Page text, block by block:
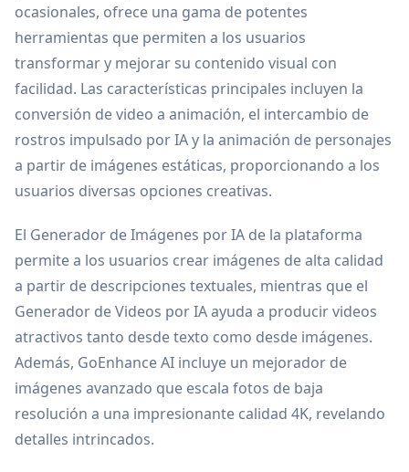
ocasionales, ofrece una gama de potentes
herramientas que permiten a los usuarios
transformar y mejorar su contenido visual con
facilidad. Las características principales incluyen la
conversión de video a animación, el intercambio de
rostros impulsado por IA y la animación de personajes
a partir de imágenes estáticas, proporcionando a los
usuarios diversas opciones creativas.
El Generador de Imágenes por IA de la plataforma
permite a los usuarios crear imágenes de alta calidad
a partir de descripciones textuales, mientras que el
Generador de Videos por IA ayuda a producir videos
atractivos tanto desde texto como desde imágenes.
Además, GoEnhance AI incluye un mejorador de
imágenes avanzado que escala fotos de baja
resolución a una impresionante calidad 4K, revelando
detalles intrincados.